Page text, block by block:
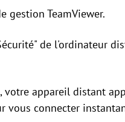
gestion TeamViewer.
de l'ordinateur
appareil distant
vous connecter